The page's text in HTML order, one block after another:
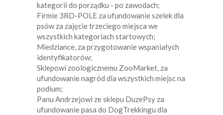
kategorii do porządku - po zawodach;
Firmie 3RD-POLE za ufundowanie szelek dla
psów za zajęcie trzeciego miejsca we
wszystkich kategoriach startowych;
Miedziance, za przygotowanie wspaniałych
identyfikatorów;
Sklepowi zoologicznemu ZooMarket, za
ufundowanie nagród dla wszystkich miejsc na
podium;
Panu Andrzejowi ze sklepu DuzePsy za
ufundowanie pasa do DogTrekkingu dla